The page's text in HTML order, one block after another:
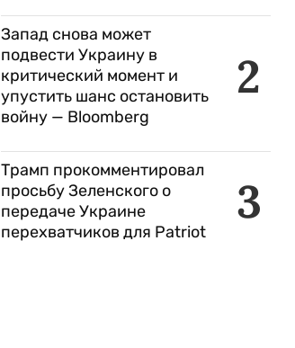
2
Запад снова может
подвести Украину в
критический момент и
упустить шанс остановить
войну — Bloomberg
3
Трамп прокомментировал
просьбу Зеленского о
передаче Украине
перехватчиков для Patriot